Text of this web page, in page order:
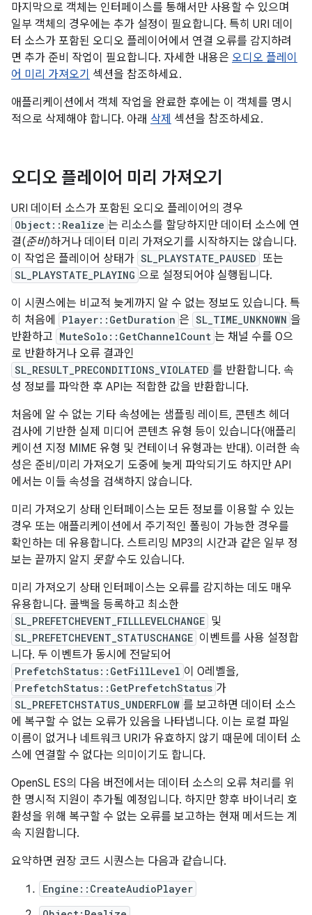
마지막으로 객체는 인터페이스를 통해서만 사용할 수 있으며
일부 객체의 경우에는 추가 설정이 필요합니다. 특히 URI 데이
터 소스가 포함된 오디오 플레이어에서 연결 오류를 감지하려
면 추가 준비 작업이 필요합니다. 자세한 내용은 오디오 플레이
어 미리 가져오기 섹션을 참조하세요.
애플리케이션에서 객체 작업을 완료한 후에는 이 객체를 명시
적으로 삭제해야 합니다. 아래 삭제 섹션을 참조하세요.
오디오 플레이어 미리 가져오기
URI 데이터 소스가 포함된 오디오 플레이어의 경우
Object::Realize 는 리소스를 할당하지만 데이터 소스에 연
결(준비)하거나 데이터 미리 가져오기를 시작하지는 않습니다.
이 작업은 플레이어 상태가 SL_PLAYSTATE_PAUSED 또는
SL_PLAYSTATE_PLAYING 으로 설정되어야 실행됩니다.
이 시퀀스에는 비교적 늦게까지 알 수 없는 정보도 있습니다. 특
히 처음에
Player::GetDuration 은 SL_TIME_UNKNOWN 을
반환하고 MuteSolo::GetChannelCount 는 채널 수를 0으
로 반환하거나 오류 결과인
SL_RESULT_PRECONDITIONS_VIOLATED 를 반환합니다. 속
성 정보를 파악한 후 API는 적합한 값을 반환합니다.
처음에 알 수 없는 기타 속성에는 샘플링 레이트, 콘텐츠 헤더
검사에 기반한 실제 미디어 콘텐츠 유형 등이 있습니다(애플리
케이션 지정 MIME 유형 및 컨테이너 유형과는 반대). 이러한 속
성은 준비/미리 가져오기 도중에 늦게 파악되기도 하지만 API
에서는 이들 속성을 검색하지 않습니다.
미리 가져오기 상태 인터페이스는 모든 정보를 이용할 수 있는
경우 또는 애플리케이션에서 주기적인 폴링이 가능한 경우를
확인하는 데 유용합니다. 스트리밍 MP3의 시간과 같은 일부 정
보는 끝까지 알지 못할수도 있습니다.
미리 가져오기 상태 인터페이스는 오류를 감지하는 데도 매우
유용합니다. 콜백을 등록하고 최소한
SL_PREFETCHEVENT_FILLLEVELCHANGE 및
SL_PREFETCHEVENT_STATUSCHANGE 이벤트를 사용 설정합
니다. 두 이벤트가 동시에 전달되어
PrefetchStatus::GetFillLevel 이 0레벨을,
PrefetchStatus::GetPrefetchStatus 가
SL_PREFETCHSTATUS_UNDERFLOW 를 보고하면 데이터 소스
에 복구할 수 없는 오류가 있음을 나타냅니다. 이는 로컬 파일
이름이 없거나 네트워크 URI가 유효하지 않기 때문에 데이터 소
스에 연결할 수 없다는 의미이기도 합니다.
OpenSL ES의 다음 버전에서는 데이터 소스의 오류 처리를 위
한 명시적 지원이 추가될 예정입니다. 하지만 향후 바이너리 호
환성을 위해 복구할 수 없는 오류를 보고하는 현재 메서드는 계
속 지원합니다.
요약하면 권장 코드 시퀀스는 다음과 같습니다.
Engine::CreateAudioPlayer